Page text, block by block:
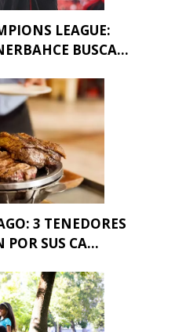
LEAGUE:
BUSCA...
3 TENEDORES
POR SUS CA...